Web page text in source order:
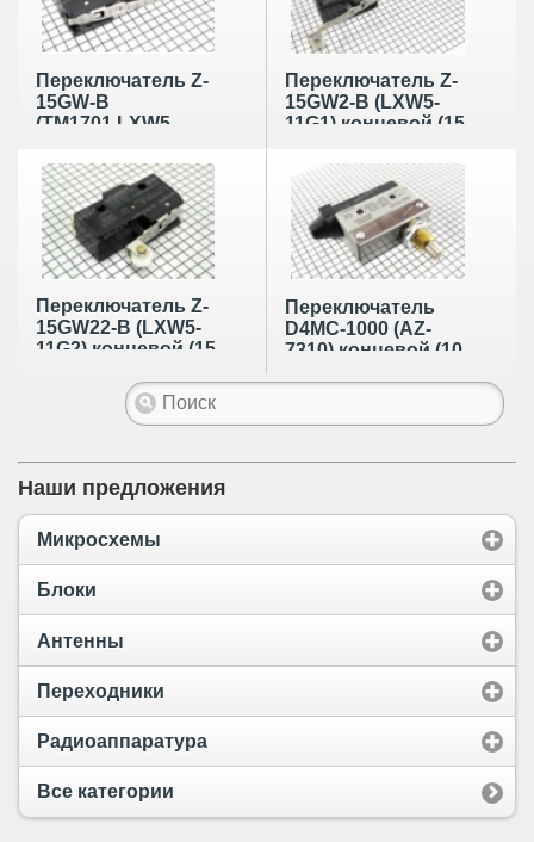
Переключатель Z-
15GW-B
(TM1701,LXW5-
(15 А 250 В) планка
74 мм
Переключатель Z-
15GW2-B (LXW5-
11G1) концевой (15
мм с роликом
Переключатель Z-
15GW22-B (LXW5-
11G2) концевой (15
мм с роликом
Переключатель
D4MC-1000 (AZ-
7310) концевой (10
Наши предложения
Микросхемы
Блоки
Антенны
Переходники
Радиоаппаратура
Все категории